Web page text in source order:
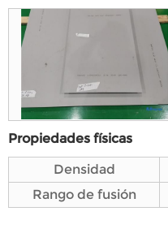
Propiedades físicas
Densidad
Rango de fusión